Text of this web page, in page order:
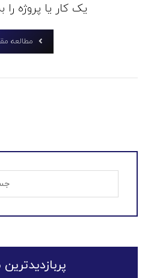
یک کار یا پروژه را
مطالعه